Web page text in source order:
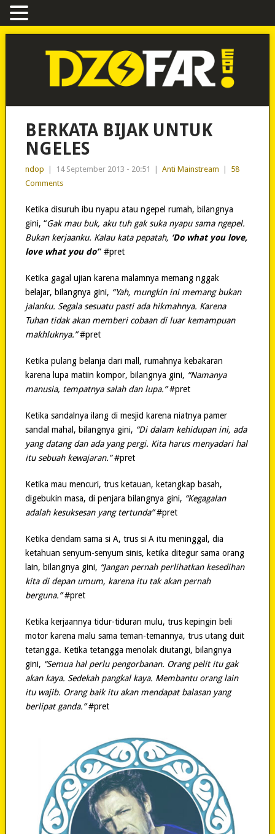
BERKATA BIJAK UNTUK
NGELES
ndop 14 September 2013 - 20:51 Anti Mainstream
58
Comments
Ketika disuruh ibu nyapu atau ngepel rumah, bilangnya
gini, “Gak mau buk, aku tuh gak suka nyapu sama ngepel.
Bukan kerjaanku. Kalau kata pepatah, ‘Do what you love,
love what you do’” #pret
Ketika gagal ujian karena malamnya memang nggak
belajar, bilangnya gini, “Yah, mungkin ini memang bukan
jalanku. Segala sesuatu pasti ada hikmahnya. Karena
Tuhan tidak akan memberi cobaan di luar kemampuan
makhluknya.”#pret
Ketika pulang belanja dari mall, rumahnya kebakaran
karena lupa matiin kompor, bilangnya gini, “Namanya
manusia, tempatnya salah dan lupa.”#pret
Ketika sandalnya ilang di mesjid karena niatnya pamer
sandal mahal, bilangnya gini, “Di dalam kehidupan ini, ada
yang datang dan ada yang pergi. Kita harus menyadari hal
itu sebuah kewajaran.”#pret
Ketika mau mencuri, trus ketauan, ketangkap basah,
digebukin masa, di penjara bilangnya gini, “Kegagalan
adalah kesuksesan yang tertunda”#pret
Ketika dendam sama si A, trus si A itu meninggal, dia
ketahuan senyum-senyum sinis, ketika ditegur sama orang
lain, bilangnya gini, “Jangan pernah perlihatkan kesedihan
kita di depan umum, karena itu tak akan pernah
berguna.”#pret
Ketika kerjaannya tidur-tiduran mulu, trus kepingin beli
motor karena malu sama teman-temannya, trus utang duit
tetangga. Ketika tetangga menolak diutangi, bilangnya
gini, “Semua hal perlu pengorbanan. Orang pelit itu gak
akan kaya. Sedekah pangkal kaya. Membantu orang lain
itu wajib. Orang baik itu akan mendapat balasan yang
berlipat ganda.”#pret